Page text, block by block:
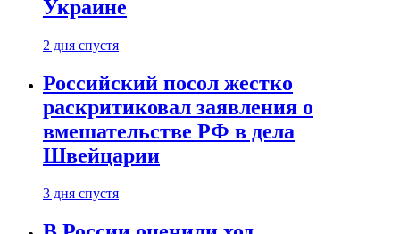
Украине
2 дня спустя
Российский посол жестко
раскритиковал заявления о
вмешательстве РФ в дела
Швейцарии
3 дня спустя